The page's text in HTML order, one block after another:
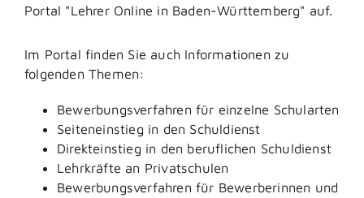
Portal "Lehrer Online in Baden-Württemberg" auf.
Im Portal finden Sie auch Informationen zu
folgenden Themen:
Bewerbungsverfahren für einzelne Schularten
Seiteneinstieg in den Schuldienst
Direkteinstieg in den beruflichen Schuldienst
Lehrkräfte an Privatschulen
Bewerbungsverfahren für Bewerberinnen und